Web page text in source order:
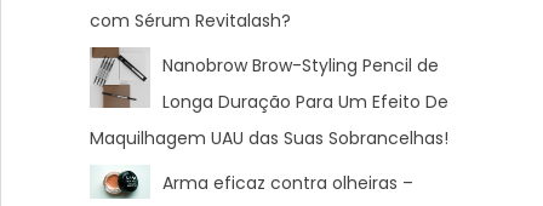
com Sérum Revitalash?
Nanobrow Brow-Styling Pencil de
Longa Duração Para Um Efeito De
Maquilhagem UAU das Suas Sobrancelhas!
Arma eficaz contra olheiras –